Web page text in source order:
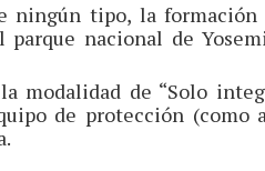
ningún tipo, la
nacional de
modalidad de “Solo
de protección (como